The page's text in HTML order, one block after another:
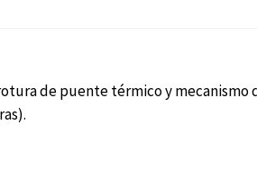
de puente térmico y mecanismo